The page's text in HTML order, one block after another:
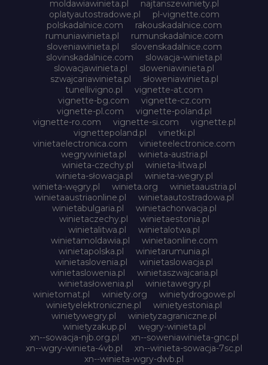
moldawiawinieta.pl
najtanszewiniety.pl
oplatyautostradowe.pl
pl-vignette.com
polskadalnice.com
rakouskadalnice.com
rumuniawinieta.pl
rumunskadalnice.com
sloveniawinieta.pl
slovenskadalnice.com
slovinskadalnice.com
slowacja-winieta.pl
slowacjawinieta.pl
sloweniawinieta.pl
szwajcariawinieta.pl
słoweniawinieta.pl
tunellivigno.pl
vignette-at.com
vignette-bg.com
vignette-cz.com
vignette-pl.com
vignette-poland.pl
vignette-ro.com
vignette-si.com
vignette.pl
vignettepoland.pl
vinetki.pl
vinietaelectronica.com
vinieteelectronice.com
wegrywinieta.pl
winieta-austria.pl
winieta-czechy.pl
winieta-litwa.pl
winieta-słowacja.pl
winieta-wegry.pl
winieta-węgry.pl
winieta.org
winietaaustria.pl
winietaaustriaonline.pl
winietaautostradowa.pl
winietabulgaria.pl
winietachorwacja.pl
winietaczechy.pl
winietaestonia.pl
winietalitwa.pl
winietalotwa.pl
winietamoldawia.pl
winietaonline.com
winietapolska.pl
winietarumunia.pl
winietaslovenia.pl
winietaslowacja.pl
winietaslowenia.pl
winietaszwajcaria.pl
winietasłowenia.pl
winietawegry.pl
winietomat.pl
winiety.org
winietydrogowe.pl
winietyelektroniczne.pl
winietyestonia.pl
winietywegry.pl
winietyzagraniczne.pl
winietyzakup.pl
węgry-winieta.pl
xn--sowacja-njb.org.pl
xn--soweniawinieta-gnc.pl
xn--wgry-winieta-4vb.pl
xn--winieta-sowacja-7sc.pl
xn--winieta-wgry-dwb.pl